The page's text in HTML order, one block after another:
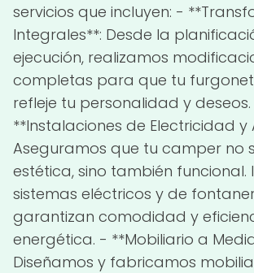
servicios que incluyen: -
Integrales**: Desde la
ejecución, realizamos
completas para que tu
refleje tu personalidad y
**Instalaciones de Electricidad y
Aseguramos que tu camper no
estética, sino también funcional.
sistemas eléctricos y de
garantizan comodidad y
energética. - **Mobiliario a
Diseñamos y fabricamos